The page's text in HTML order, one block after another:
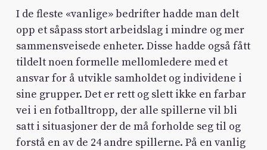
I de fleste «vanlige» bedrifter hadde man delt
opp et såpass stort arbeidslag i mindre og mer
sammensveisede enheter. Disse hadde også fått
tildelt noen formelle mellomledere med et
ansvar for å utvikle samholdet og individene i
sine grupper. Det er rett og slett ikke en farbar
vei i en fotballtropp, der alle spillerne vil bli
satt i situasjoner der de må forholde seg til og
forstå en av de 24 andre spillerne. På en vanlig